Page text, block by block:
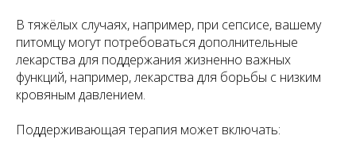
В тяжёлых случаях, например, при сепсисе, вашему
питомцу могут потребоваться дополнительные
лекарства для поддержания жизненно важных
функций, например, лекарства для борьбы с низким
кровяным давлением.
Поддерживающая терапия может включать: